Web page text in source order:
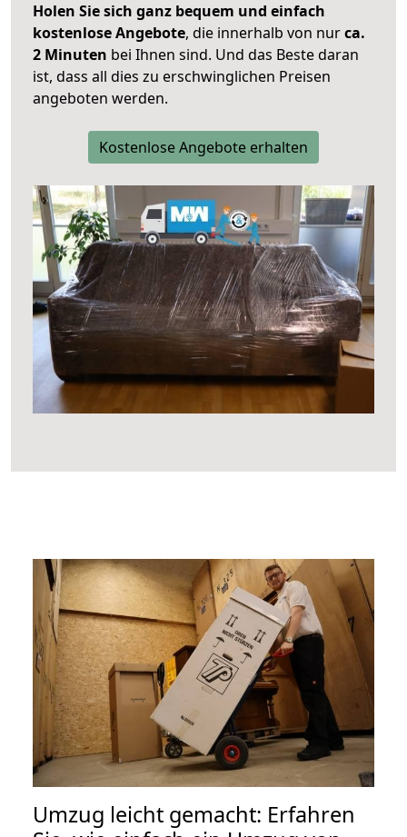
Holen Sie sich ganz bequem und einfach
kostenlose Angebote, die innerhalb von nurca.
2 Minuten bei Ihnen sind. Und das Beste daran
ist, dass all dies zu erschwinglichen Preisen
angeboten werden.
Kostenlose Angebote erhalten
Umzug leicht gemacht: Erfahren